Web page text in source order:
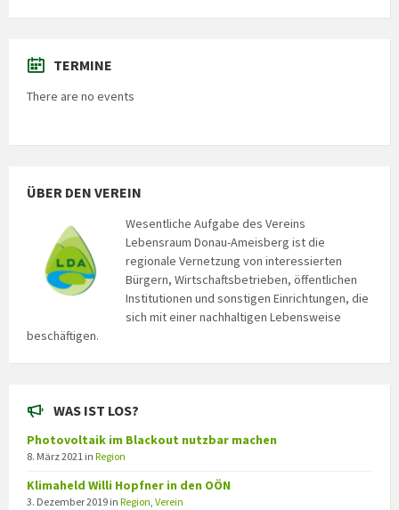
TERMINE
There are no events
ÜBER DEN VEREIN
Wesentliche Aufgabe des Vereins
Lebensraum Donau-Ameisberg ist die
regionale Vernetzung von interessierten
Bürgern, Wirtschaftsbetrieben, öffentlichen
Institutionen und sonstigen Einrichtungen, die
sich mit einer nachhaltigen Lebensweise
beschäftigen.
WAS IST LOS?
Photovoltaik im Blackout nutzbar machen
8. März 2021 in Region
Klimaheld Willi Hopfner in den OÖN
3. Dezember 2019 in Region, Verein